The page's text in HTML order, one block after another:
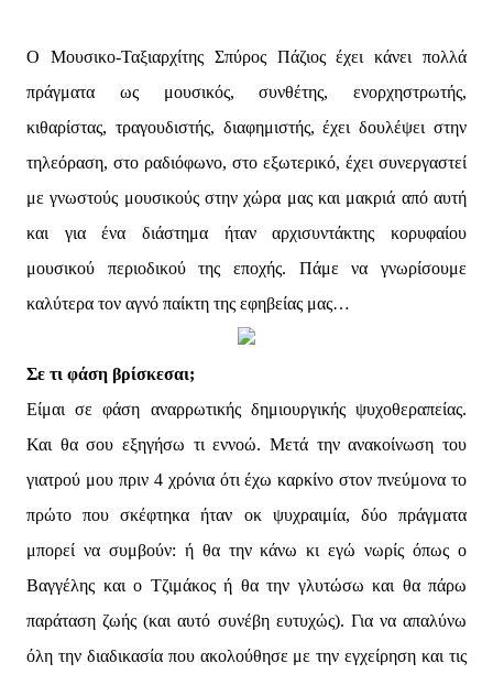
Ο Μουσικο-Ταξιαρχίτης Σπύρος Πάζιος έχει κάνει πολλά
πράγματα ως μουσικός, συνθέτης, ενορχηστρωτής,
κιθαρίστας, τραγουδιστής, διαφημιστής, έχει δουλέψει στην
τηλεόραση, στο ραδιόφωνο, στο εξωτερικό, έχει συνεργαστεί
με γνωστούς μουσικούς στην χώρα μας και μακριά από αυτή
και για ένα διάστημα ήταν αρχισυντάκτης κορυφαίου
μουσικού περιοδικού της εποχής. Πάμε να γνωρίσουμε
καλύτερα τον αγνό παίκτη της εφηβείας μας…
Σε τι φάση βρίσκεσαι;
Είμαι σε φάση αναρρωτικής δημιουργικής ψυχοθεραπείας.
Και θα σου εξηγήσω τι εννοώ. Μετά την ανακοίνωση του
γιατρού μου πριν 4 χρόνια ότι έχω καρκίνο στον πνεύμονα το
πρώτο που σκέφτηκα ήταν οκ ψυχραιμία, δύο πράγματα
μπορεί να συμβούν: ή θα την κάνω κι εγώ νωρίς όπως ο
Βαγγέλης και ο Τζιμάκος ή θα την γλυτώσω και θα πάρω
παράταση ζωής (και αυτό συνέβη ευτυχώς). Για να απαλύνω
όλη την διαδικασία που ακολούθησε με την εγχείρηση και τις